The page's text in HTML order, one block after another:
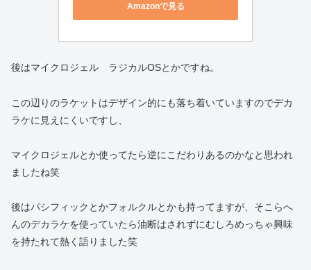
Amazonで見る
後はマイクロジェル ラジカルOSとかですね。
この辺りのラケットはデザイン的にも落ち着いていますのでデカ
ラケに見えにくいですし、
マイクロジェルとか使ってたら逆にこだわりあるのかなと思われ
ましたね笑
後はパシフィックとかフォルクルとかも持ってますが、そこらへ
んのデカラケを使っていたら油断はされずにむしろめっちゃ興味
を持たれて熱く語りました笑